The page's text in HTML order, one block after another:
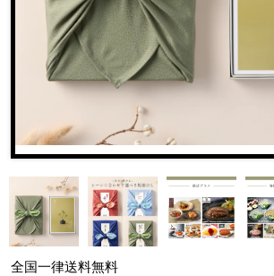
全国一律送料無料